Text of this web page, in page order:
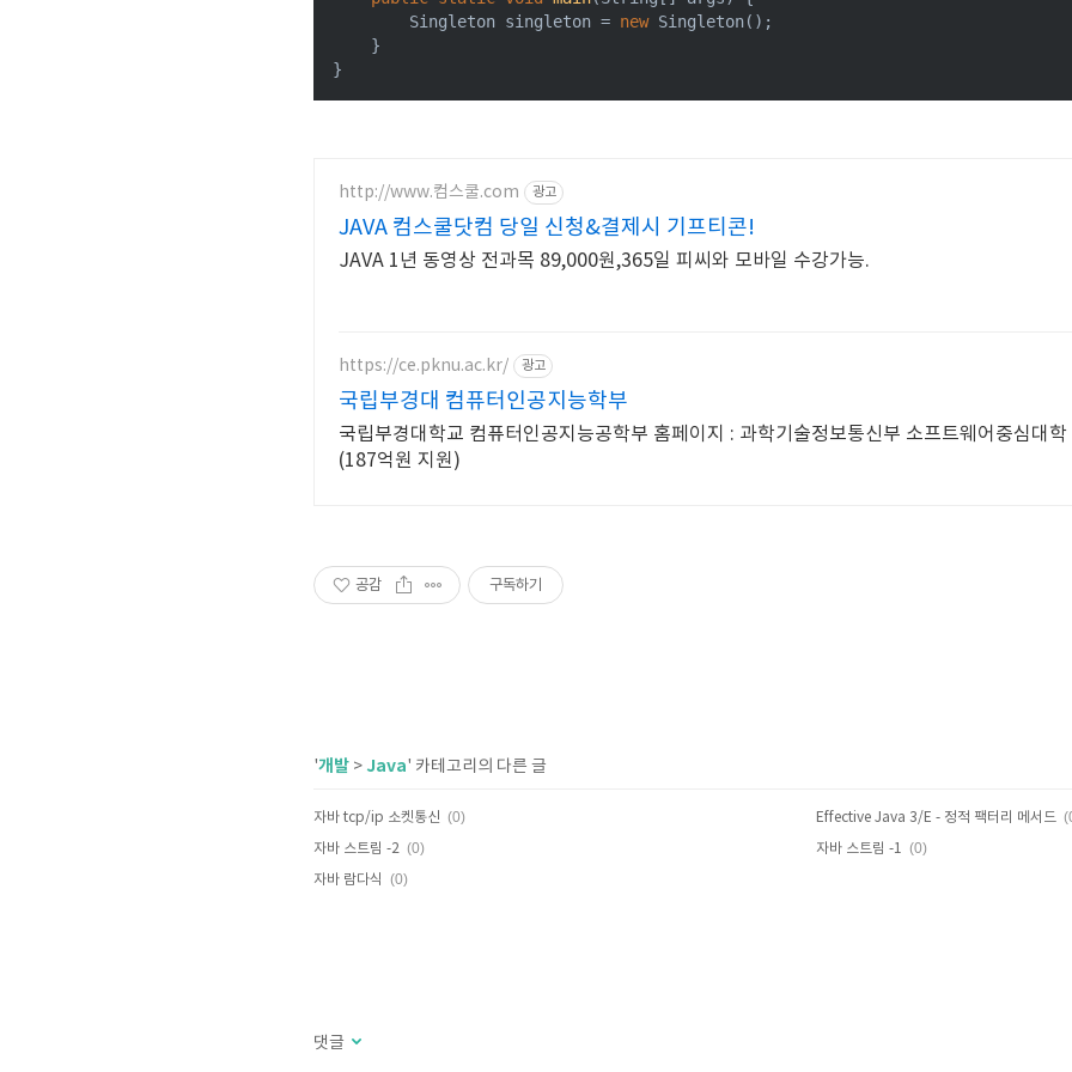
        Singleton singleton =
new Singleton();
    }
http://www.컴스쿨.com 광고
JAVA 컴스쿨닷컴 당일 신청&결제시 기프티콘!
JAVA 1년 동영상 전과목 89,000원,365일 피씨와 모바일 수강가능.
https://ce.pknu.ac.kr/ 광고
국립부경대 컴퓨터인공지능학부
국립부경대학교 컴퓨터인공지능공학부 홈페이지 : 과학기술정보통신부 소프트웨어중심대학
(187억원 지원)
공감 구독하기
'개발 > Java' 카테고리의 다른 글
자바 tcp/ip 소켓통신 (0) Effective Java 3/E - 정적 팩터리 메서드
자바 스트림 -2 (0) 자바 스트림 -1 (0)
자바 람다식 (0)
댓글